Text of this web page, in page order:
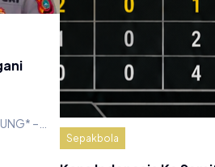
–…
Sepakbola